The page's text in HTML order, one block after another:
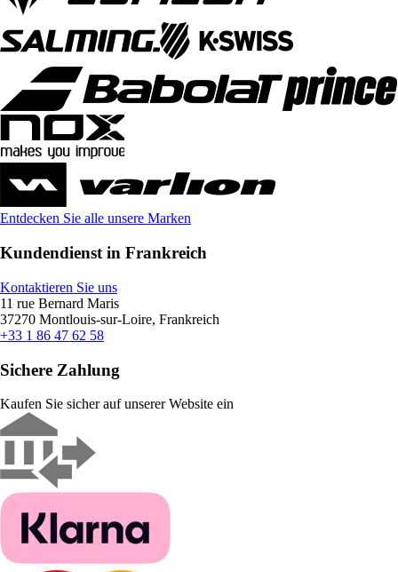
Entdecken Sie alle unsere Marken
Kundendienst in Frankreich
Kontaktieren Sie uns
11 rue Bernard Maris
37270 Montlouis-sur-Loire, Frankreich
+33 1 86 47 62 58
Sichere Zahlung
Kaufen Sie sicher auf unserer Website ein